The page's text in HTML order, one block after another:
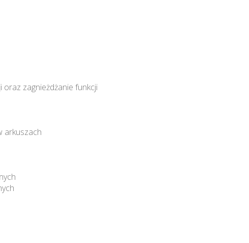
oraz zagnieżdżanie funkcji
arkuszach